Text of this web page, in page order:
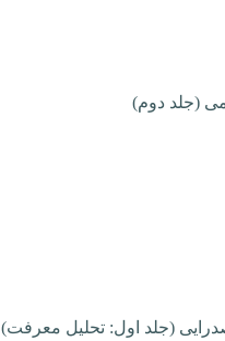
(جلد دوم)
(جلد اول: تحلیل معرفت)